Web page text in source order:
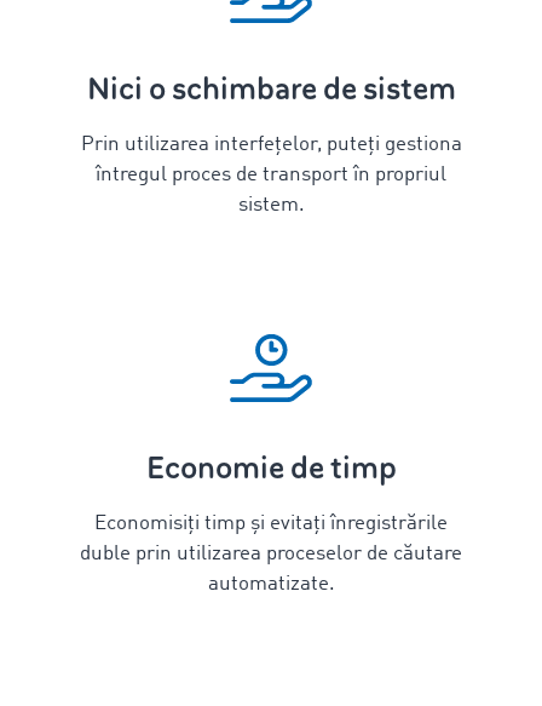
Nici o schimbare de sistem
Prin utilizarea interfețelor, puteți gestiona
întregul proces de transport în propriul
sistem.
Economie de timp
Economisiți timp și evitați înregistrările
duble prin utilizarea proceselor de căutare
automatizate.